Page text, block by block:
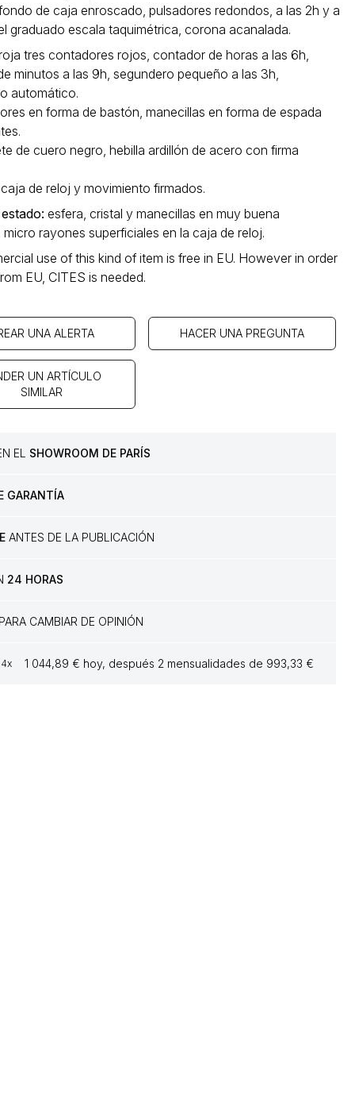
de caja enroscado, pulsadores redondos, a las 2h y a
graduado escala taquimétrica, corona acanalada.
tres contadores rojos, contador de horas a las 6h,
minutos a las 9h, segundero pequeño a las 3h,
automático.
en forma de bastón, manecillas en forma de espada
de cuero negro, hebilla ardillón de acero con firma
caja de reloj y movimiento firmados.
:esfera, cristal y manecillas en muy buena
rayones superficiales en la caja de reloj.
use of this kind of item is free in EU. However in order
EU, CITES is needed.
UNA ALERTA HACER UNA PREGUNTA
UN ARTÍCULO
SIMILAR
EL SHOWROOM DE PARÍS
GARANTÍA
ANTES DE LA PUBLICACIÓN
24 HORAS
PARA CAMBIAR DE OPINIÓN
4x 1 044,89 € hoy, después 2 mensualidades de 993,33 €